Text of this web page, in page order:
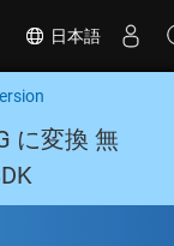
日本語
に変換 無